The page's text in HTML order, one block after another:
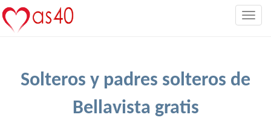
Solteros y padres solteros de
Bellavista gratis